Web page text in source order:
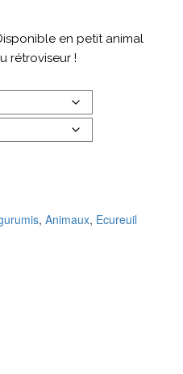
en petit animal
rétroviseur !
,Animaux, Ecureuil